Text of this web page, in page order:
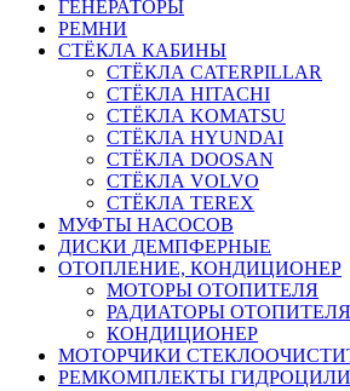
ГЕНЕРАТОРЫ
РЕМНИ
СТЁКЛА КАБИНЫ
СТЁКЛА CATERPILLAR
СТЁКЛА HITACHI
СТЁКЛА KOMATSU
СТЁКЛА HYUNDAI
СТЁКЛА DOOSAN
СТЁКЛА VOLVO
СТЁКЛА TEREX
МУФТЫ НАСОСОВ
ДИСКИ ДЕМПФЕРНЫЕ
ОТОПЛЕНИЕ, КОНДИЦИОНЕР
МОТОРЫ ОТОПИТЕЛЯ
РАДИАТОРЫ ОТОПИТЕЛЯ
КОНДИЦИОНЕР
МОТОРЧИКИ
РЕМКОМПЛЕКТЫ